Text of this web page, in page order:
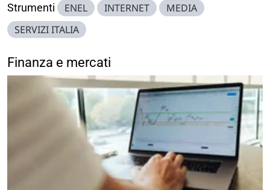
Strumenti ENEL INTERNET
MEDIA
SERVIZI ITALIA
Finanza e mercati